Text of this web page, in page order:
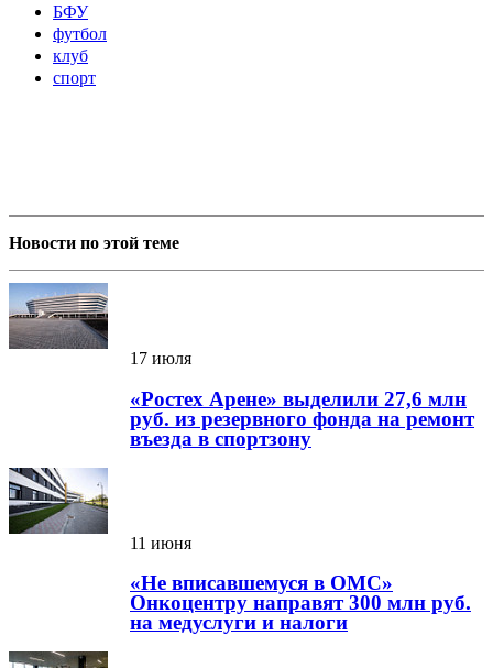
БФУ
футбол
клуб
спорт
Новости по этой теме
17 июля
«Ростех Арене» выделили 27,6 млн
руб. из резервного фонда на ремонт
въезда в спортзону
11 июня
«Не вписавшемуся в ОМС»
Онкоцентру направят 300 млн руб.
на медуслуги и налоги